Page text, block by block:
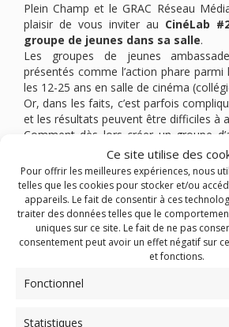
Ce site utilise des
Pour offrir les meilleures expériences, nous
telles que les cookies pour stocker et/ou
appareils. Le fait de consentir à ces
traiter des données telles que le
uniques sur ce site. Le fait de ne pas
consentement peut avoir un effet négatif sur
et fonctions.
Fonctionnel
Statistiques
Plein Champ et le GRAC Réseau
plaisir de vous inviter au CinéLab
groupe de jeunes dans sa salle.
Les groupes de jeunes
présentés comme l’action phare
les 12-25 ans en salle de cinéma
Or, dans les faits, c’est parfois
et les résultats peuvent être difficiles à
Comment dès lors créer un groupe
sa salle, en fonction des spécificités
autres actions participatives peuvent
La journée s’est déroulée lejeudi
Cinéma Étoile Palace de Vichy (03).
LE PROGRAMME
compte-rendu à venir